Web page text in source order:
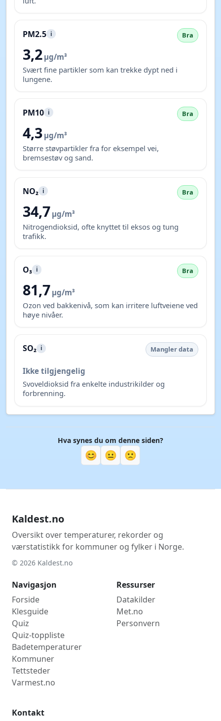
PM2.5 i Bra
3,2 µg/m³
Svært fine partikler som kan trekke dypt ned i
lungene.
PM10 i Bra
4,3 µg/m³
Større støvpartikler fra for eksempel vei,
bremsestøv og sand.
NO₂ i Bra
34,7 µg/m³
Nitrogendioksid, ofte knyttet til eksos og tung
trafikk.
O₃ i Bra
81,7 µg/m³
Ozon ved bakkenivå, som kan irritere luftveiene ved
høye nivåer.
SO₂ i Mangler data
Ikke tilgjengelig
Svoveldioksid fra enkelte industrikilder og
forbrenning.
Hva synes du om denne siden?
😊 😐 🙁
Kaldest.no
Oversikt over temperaturer, rekorder og
værstatistikk for kommuner og fylker i Norge.
© 2026 Kaldest.no
Navigasjon
Forside
Klesguide
Quiz
Quiz-toppliste
Badetemperaturer
Kommuner
Tettsteder
Varmest.no
Ressurser
Datakilder
Met.no
Personvern
Kontakt